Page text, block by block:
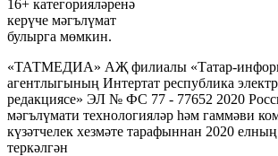
16+ категорияләренә
керүче мәгълүмат
булырга мөмкин.
«ТАТМЕДИА» АҖ филиалы «Татар-
агентлыгының Интертат республика
редакциясе» ЭЛ № ФС 77 - 77652 2020
мәгълүмати технологияләр һәм гаммәви
күзәтчелек хезмәте тарафыннан 2020
теркәлгән